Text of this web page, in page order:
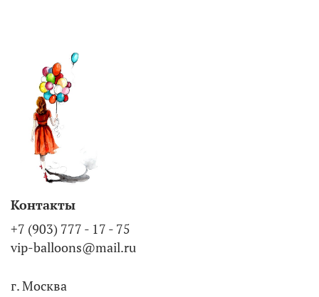
Контакты
+7 (903) 777 - 17 - 75
vip-balloons@mail.ru
г. Москва